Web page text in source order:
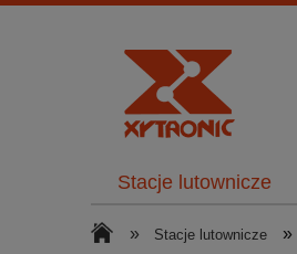
Stacje lutownicze
» Stacje lutownicze »